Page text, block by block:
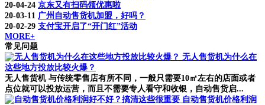
20-04-24 京东又有扫码领优惠啦
20-03-11 广州自动售货机加盟，好吗？
20-02-29 支付宝开启了“开门红”活动
MORE+
常见问题
无人售货机为什么在
这些地方投放比较火爆？
无人售货机 与传统零售店有所不同，一般只需要10㎡左右的店面或者
点位就可以投放运营，而且不需要专人看守和收银，自动售货启...
自动售货机价格利润